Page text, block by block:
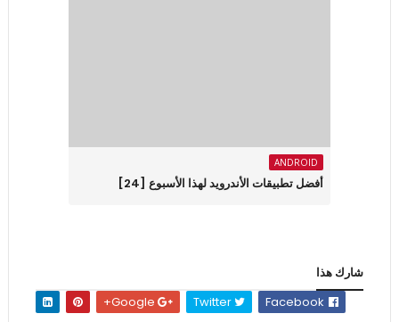
ANDROID
أفضل تطبيقات الأندرويد لهذا الأسبوع ‏[24]
شارك هذا
Twitter